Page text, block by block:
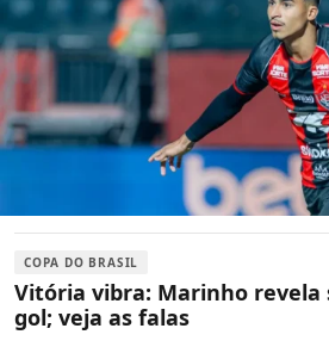
COPA DO BRASIL
Vitória vibra: Marinho revela
gol; veja as falas